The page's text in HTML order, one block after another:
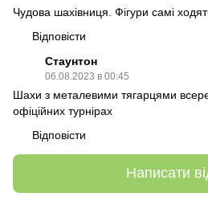
Чудова шахівниця. Фігури самі
Відповісти
Стаунтон
06.08.2023 в 00:45
Шахи з металевими тягарцями
офіційних турнірах
Відповісти
Написати